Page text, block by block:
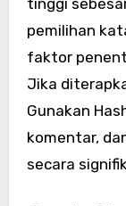
tinggi
pemilihan
faktor
Jika
Gunakan
komentar,
secara